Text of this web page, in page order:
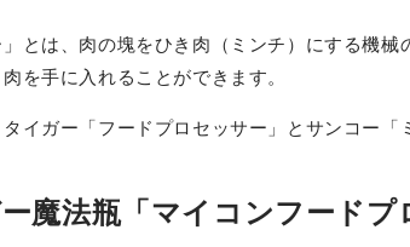
」とは、肉の塊をひき肉（ミンチ）にする機
を手に入れることができます。
イガー「フードプロセッサー」とサンコー「
魔法瓶「マイコンフードプ